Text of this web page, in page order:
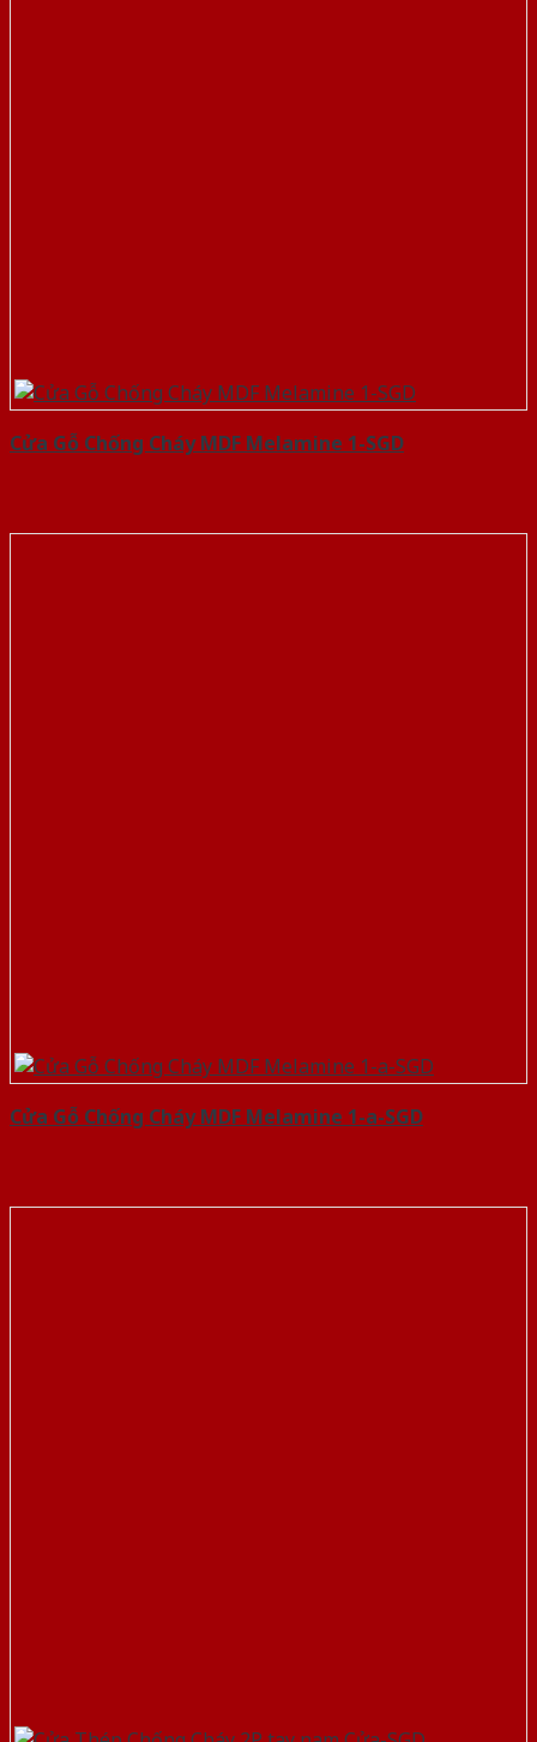
Cửa Gỗ Chống Cháy MDF Melamine 1-SGD
Cửa Gỗ Chống Cháy MDF Melamine 1-a-SGD